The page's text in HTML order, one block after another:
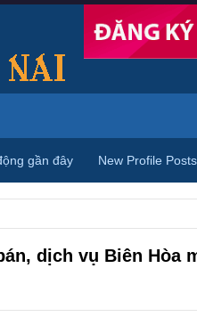
dịch vụ Biên Hòa
gần đây New Profile Posts